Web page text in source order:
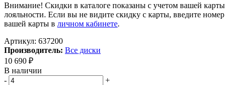
Внимание! Скидки в каталоге показаны с учетом вашей карты
лояльности. Если вы не видите скидку с карты, введите номер
вашей карты в личном кабинете.
Артикул: 637200
Производитель: Все диски
10 690 ₽
В наличии
-
+